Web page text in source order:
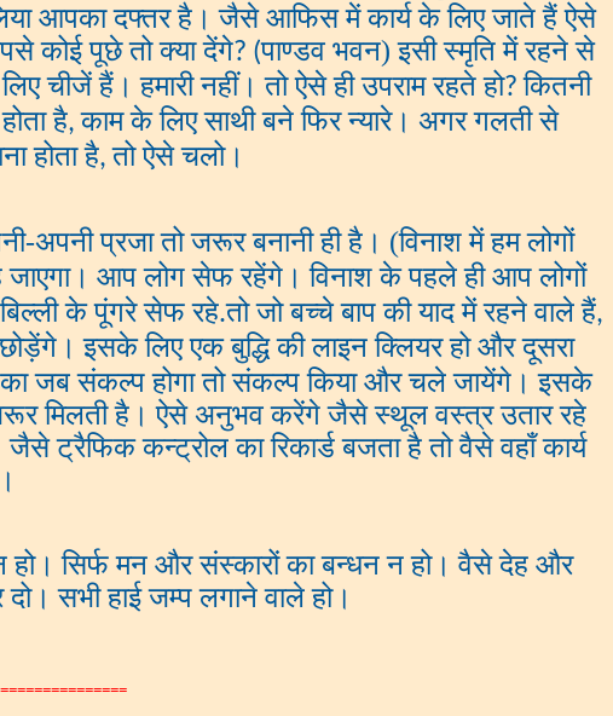
आपका दफ्तर है। जैसे आफिस में कार्य के लिए जाते हैं ऐसे
कोई पूछे तो क्या देंगे? (पाण्डव भवन) इसी स्मृति में रहने से
चीजें हैं। हमारी नहीं। तो ऐसे ही उपराम रहते हो?कितनी
है,काम के लिए साथी बने फिर न्यारे। अगर गलती से
होता है,तो ऐसे चलो।
अपनी प्रजा तो जरूर बनानी ही है। (विनाश में हम लोगों
जाएगा। आप लोग सेफ रहेंगे। विनाश के पहले ही आप लोगों
के पूंगरे सेफ रहे.तो जो बच्चे बाप की याद में रहने वाले हैं,
इसके लिए एक बुद्धि की लाइन क्लियर हो और दूसरा
का जब संकल्प होगा तो संकल्प किया और चले जायेंगे। इसके
मिलती है। ऐसे अनुभव करेंगे जैसे स्थूल वस्त्र उतार रहे
ट्रैफिक कन्ट्रोल का रिकार्ड बजता है तो वैसे वहाँ कार्य
हो। सिर्फ मन और संस्कारों का बन्धन न हो। वैसे देह और
सभी हाई जम्प लगाने वाले हो।